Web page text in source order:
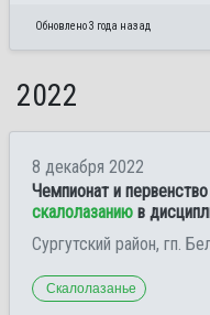
Обновлено 3 года назад
2022
8 декабря 2022
Чемпионат и
скалолазанию в
Сургутский район, гп.
Скалолазанье